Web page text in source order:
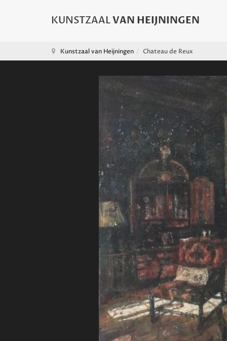
Kunstzaal van Heijningen Chateau de Reux